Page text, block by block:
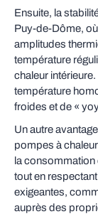
Ensuite, la
Puy-de-Dôme,
amplitudes
température
chaleur
température
froides et de «
Un autre
pompes à
la consommation
tout en
exigeantes,
auprès des